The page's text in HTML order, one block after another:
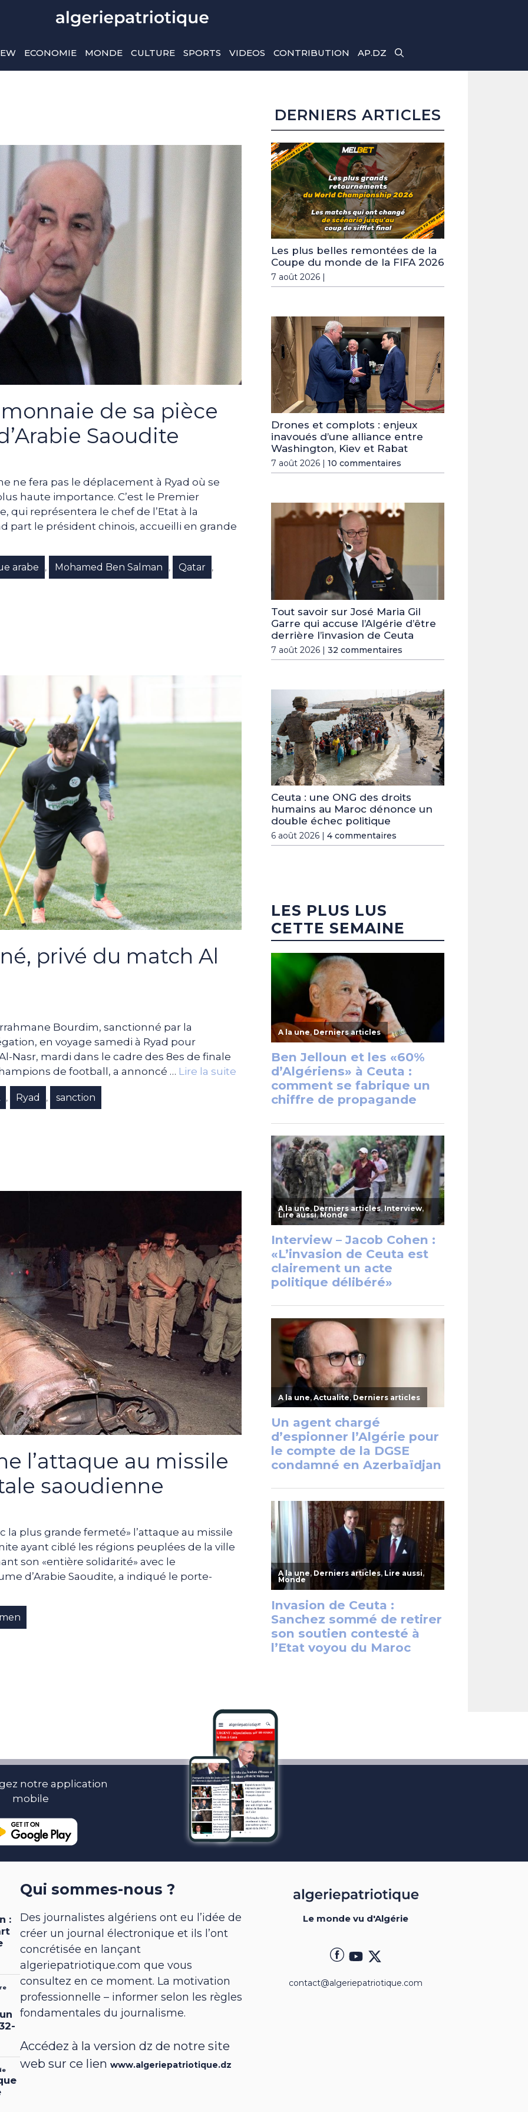
ECONOMIE MONDE CULTURE SPORTS VIDEOS CONTRIBUTION AP.DZ
de sa pièce
Saoudite
ne fera pas le déplacement à Ryad où se
haute importance. C’est le Premier
qui représentera le chef de l’Etat à la
part le président chinois, accueilli en grande
arabe , Mohamed Ben Salman , Qatar ,
privé du match Al
Bourdim, sanctionné par la
en voyage samedi à Ryad pour
Nasr, mardi dans le cadre des 8es de finale
de football, a annoncé … Lire la suite
, Ryad , sanction
l’attaque au missile
saoudienne
la plus grande fermeté» l’attaque au missile
ayant ciblé les régions peuplées de la ville
son «entière solidarité» avec le
d’Arabie Saoudite, a indiqué le porte-
DERNIERS ARTICLES
Les plus belles remontées de la
Coupe du monde de la FIFA 2026
7 août 2026 |
Drones et complots : enjeux
inavoués d’une alliance entre
Washington, Kiev et Rabat
7 août 2026 | 10 commentaires
Tout savoir sur José Maria Gil
Garre qui accuse l’Algérie d’être
derrière l’invasion de Ceuta
7 août 2026 | 32 commentaires
Ceuta : une ONG des droits
humains au Maroc dénonce un
double échec politique
6 août 2026 | 4 commentaires
LES PLUS LUS
CETTE SEMAINE
notre application
mobile
Qui sommes-nous ?
Des journalistes algériens ont eu l’idée de
créer un journal électronique et ils l’ont
concrétisée en lançant
algeriepatriotique.com que vous
consultez en ce moment. La motivation
professionnelle – informer selon les règles
fondamentales du journalisme.
Accédez à la version dz de notre site
web sur ce lienwww.algeriepatriotique.dz
Le monde vu d'Algérie
contact@algeriepatriotique.com